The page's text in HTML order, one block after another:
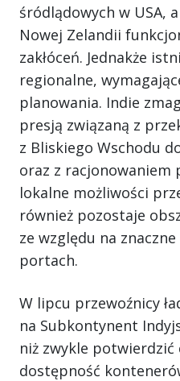
śródlądowych w USA,
Nowej Zelandii
zakłóceń. Jednakże
regionalne,
planowania. Indie
presją związaną z
z Bliskiego Wschodu
oraz z racjonowaniem
lokalne możliwości
również pozostaje
ze względu na
portach.
W lipcu przewoźnicy
na Subkontynent
niż zwykle
dostępność